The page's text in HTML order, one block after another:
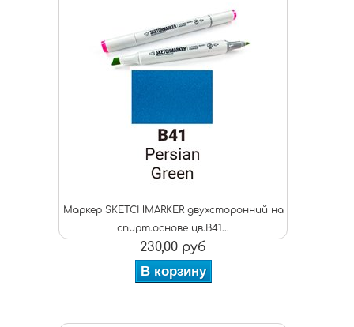
Маркер SKETCHMARKER двухсторонний на
спирт.основе цв.B41...
230,00 руб
В корзину